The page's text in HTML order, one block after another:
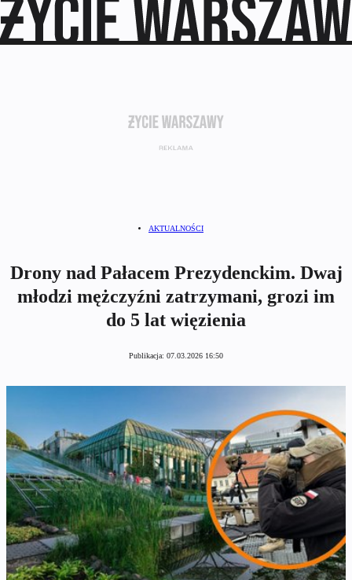
AKTUALNOŚCI
Drony nad Pałacem Prezydenckim. Dwaj
młodzi mężczyźni zatrzymani, grozi im
do 5 lat więzienia
Publikacja: 07.03.2026 16:50